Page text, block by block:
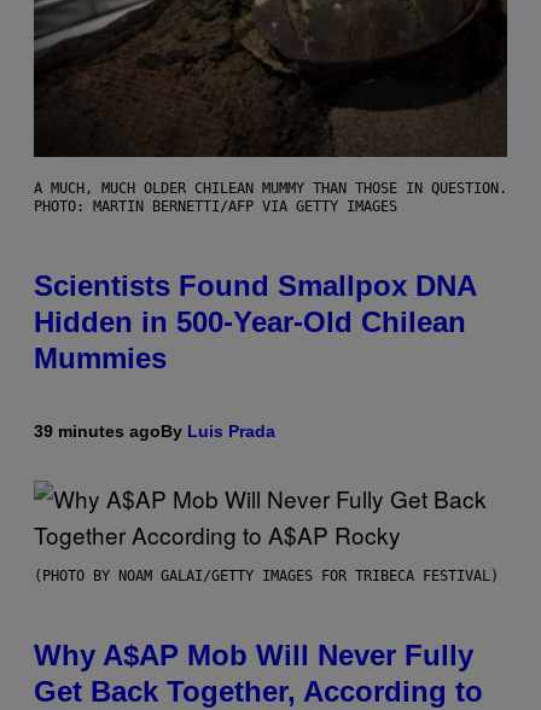
A MUCH, MUCH OLDER CHILEAN MUMMY THAN THOSE IN QUESTION.
PHOTO: MARTIN BERNETTI/AFP VIA GETTY IMAGES
Scientists Found Smallpox DNA
Hidden in 500-Year-Old Chilean
Mummies
39 minutes agoBy Luis Prada
(PHOTO BY NOAM GALAI/GETTY IMAGES FOR TRIBECA FESTIVAL)
Why A$AP Mob Will Never Fully
Get Back Together, According to